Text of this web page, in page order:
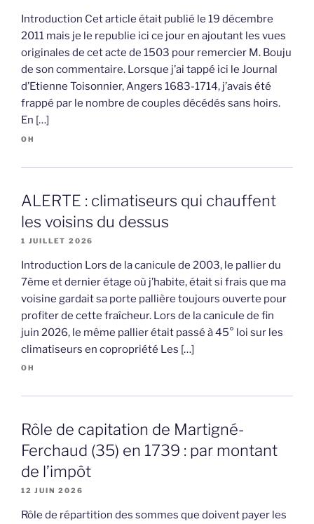
Introduction Cet article était publié le 19 décembre
2011 mais je le republie ici ce jour en ajoutant les vues
originales de cet acte de 1503 pour remercier M. Bouju
de son commentaire. Lorsque j’ai tappé ici le Journal
d’Etienne Toisonnier, Angers 1683-1714, j’avais été
frappé par le nombre de couples décédés sans hoirs.
En […]
OH
ALERTE : climatiseurs qui chauffent
les voisins du dessus
1 JUILLET 2026
Introduction Lors de la canicule de 2003, le pallier du
7ème et dernier étage où j’habite, était si frais que ma
voisine gardait sa porte pallière toujours ouverte pour
profiter de cette fraîcheur. Lors de la canicule de fin
juin 2026, le même pallier était passé à 45° loi sur les
climatiseurs en copropriété Les […]
OH
Rôle de capitation de Martigné-
Ferchaud (35) en 1739 : par montant
de l’impôt
12 JUIN 2026
Rôle de répartition des sommes que doivent payer les